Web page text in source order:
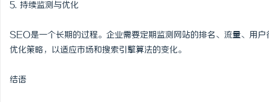
5. 持续监测与优化
SEO是一个长期的过程。企业需要定期监测网站的排名、流量、用
优化策略，以适应市场和搜索引擎算法的变化。
结语